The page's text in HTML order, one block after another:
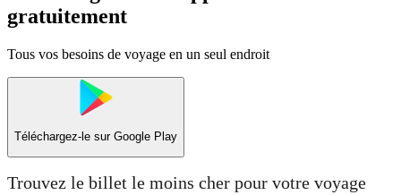
gratuitement
Tous vos besoins de voyage en un seul endroit
Téléchargez-le sur Google Play
Trouvez le billet le moins cher pour votre voyage